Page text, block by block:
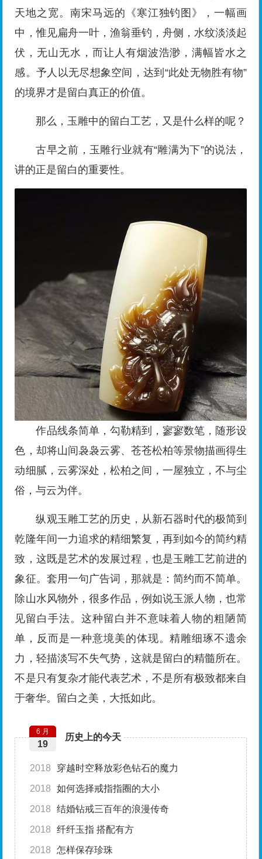
天地之宽。南宋马远的《寒江独钓图》，一幅画
中，惟见扁舟一叶，渔翁垂钓，舟侧，水纹淡淡起
伏，无山无水，而让人有烟波浩渺，满幅皆水之
感。予人以无尽想象空间，达到“此处无物胜有物”
的境界才是留白真正的价值。
那么，玉雕中的留白工艺，又是什么样的呢？
古早之前，玉雕行业就有“雕满为下”的说法，
讲的正是留白的重要性。
作品线条简单，勾勒精到，寥寥数笔，随形设
色，却将山间袅袅云雾、苍苍松柏等景物描画得生
动细腻，云雾深处，松柏之间，一屋独立，不与尘
俗，与云为伴。
纵观玉雕工艺的历史，从新石器时代的极简到
乾隆年间一力追求的精细繁复，再到如今的简约精
致，这既是艺术的发展过程，也是玉雕工艺前进的
象征。套用一句广告词，那就是：简约而不简单。
除山水风物外，很多作品，例如说玉派人物，也常
见留白手法。这种留白并不意味着人物的粗陋简
单，反而是一种意境美的体现。精雕细琢不遗余
力，轻描淡写不失气势，这就是留白的精髓所在。
不是只有复杂才能代表艺术，不是所有极致都来自
于奢华。留白之美，大抵如此。
历史上的今天
6 月
19
2018 穿越时空释放彩色钻石的魔力
2018 如何选择戒指指圈的大小
2018 结婚钻戒三百年的浪漫传奇
2018 纤纤玉指 搭配有方
2018 怎样保存珍珠